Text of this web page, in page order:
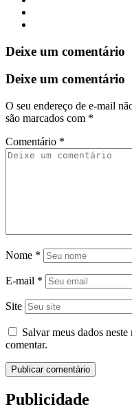
Deixe um comentário
Deixe um comentário
O seu endereço de e-mail
são marcados com *
Comentário *
Nome *
E-mail *
Site
Salvar meus dados
comentar.
Publicidade